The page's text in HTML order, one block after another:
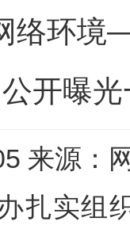
络环境
开曝
来源
扎实组